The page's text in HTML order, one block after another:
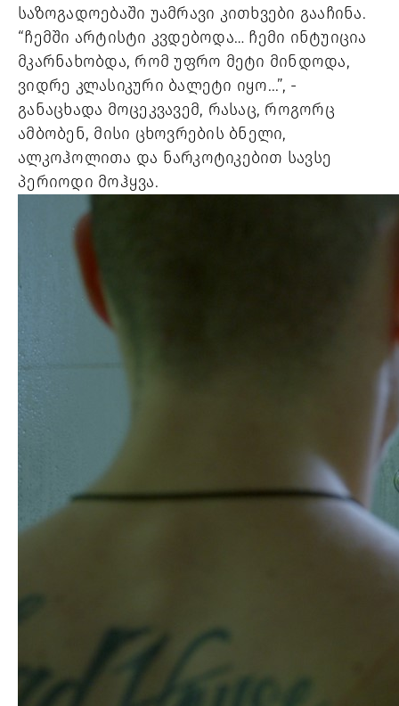
საზოგადოებაში უამრავი კითხვები გააჩინა.
“ჩემში არტისტი კვდებოდა… ჩემი ინტუიცია
მკარნახობდა, რომ უფრო მეტი მინდოდა,
ვიდრე კლასიკური ბალეტი იყო...”, -
განაცხადა მოცეკვავემ, რასაც, როგორც
ამბობენ, მისი ცხოვრების ბნელი,
ალკოჰოლითა და ნარკოტიკებით სავსე
პერიოდი მოჰყვა.